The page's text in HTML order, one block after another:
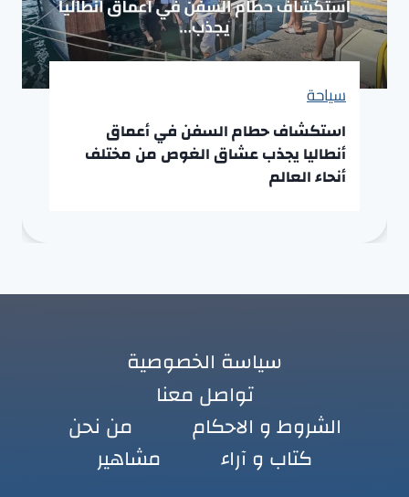
سياحة
استكشاف حطام السفن في أعماق
أنطاليا يجذب عشاق الغوص من مختلف
أنحاء العالم
سياسة الخصوصية
تواصل معنا
الشروط و الاحكام
من نحن
كتاب و آراء
مشاهير